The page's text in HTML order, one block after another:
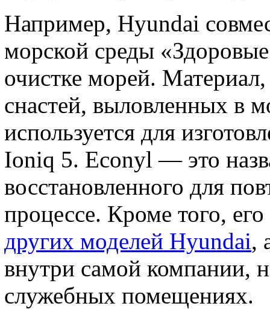
Например, Hyundai
морской среды
очистке морей.
снастей, выловленных в
используется для
Ioniq 5. Econyl — это
восстановленного для
процессе. Кроме того,
других моделей Hyundai,
внутри самой компании,
служебных помещениях.